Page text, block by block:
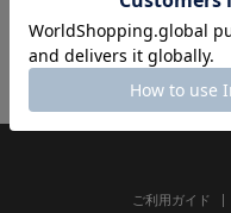
ご利用ガイド